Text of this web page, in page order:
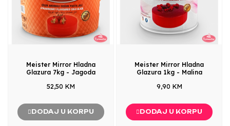
Meister Mirror Hladna
Glazura 7kg - Jagoda
52,50 KM
DODAJ U KORPU
Meister Mirror Hladna
Glazura 1kg - Malina
9,90 KM
DODAJ U KORPU